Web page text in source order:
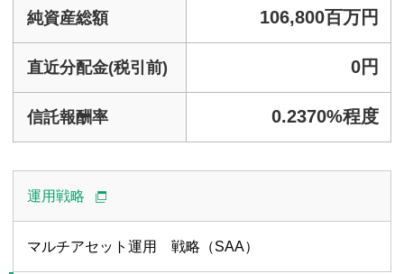
運用戦略
マルチアセット運用 戦略（SAA）